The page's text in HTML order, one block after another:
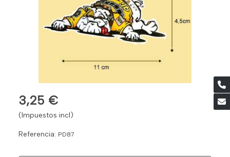
3,25 €
(Impuestos incl)
Referencia: PD87